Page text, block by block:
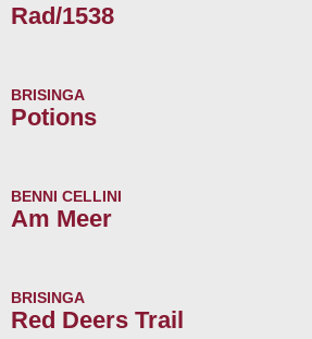
Rad/1538
BRISINGA
Potions
BENNI CELLINI
Am Meer
BRISINGA
Red Deers Trail